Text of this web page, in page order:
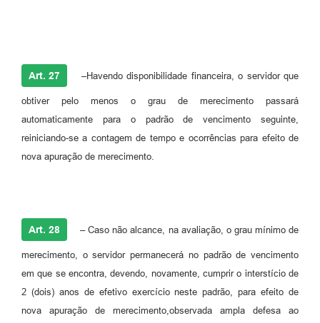
Art. 27 –Havendo disponibilidade financeira, o servidor que
obtiver pelo menos o grau de merecimento passará
automaticamente para o padrão de vencimento seguinte,
reiniciando-se a contagem de tempo e ocorrências para efeito de
nova apuração de merecimento.
Art. 28 – Caso não alcance, na avaliação, o grau mínimo de
merecimento, o servidor permanecerá no padrão de vencimento
em que se encontra, devendo, novamente, cumprir o interstício de
2 (dois) anos de efetivo exercício neste padrão, para efeito de
nova apuração de merecimento,observada ampla defesa ao